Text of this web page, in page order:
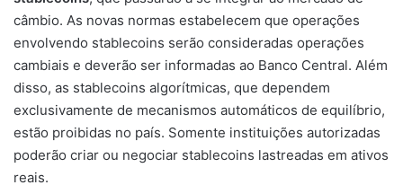
câmbio. As novas normas estabelecem que operações
envolvendo stablecoins serão consideradas operações
cambiais e deverão ser informadas ao Banco Central. Além
disso, as stablecoins algorítmicas, que dependem
exclusivamente de mecanismos automáticos de equilíbrio,
estão proibidas no país. Somente instituições autorizadas
poderão criar ou negociar stablecoins lastreadas em ativos
reais.